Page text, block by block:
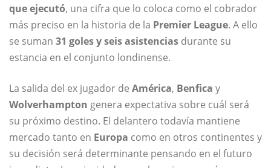
que ejecutó, una cifra que lo coloca como el cobrador
más preciso en la historia de la Premier League. A ello
se suman 31 goles y seis asistencias durante su
estancia en el conjunto londinense.
La salida del ex jugador de América, Benfica y
Wolverhampton genera expectativa sobre cuál será
su próximo destino. El delantero todavía mantiene
mercado tanto en Europa como en otros continentes y
su decisión será determinante pensando en el futuro